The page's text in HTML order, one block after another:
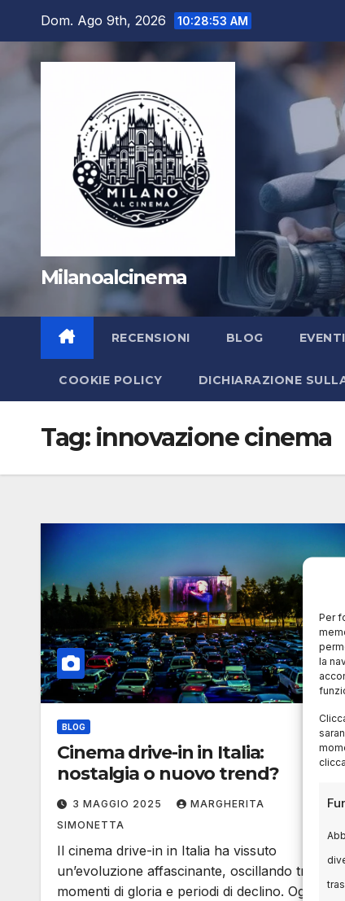
Per
la
contenuto
Dom. Ago 9th, 2026 10:28:54 AM
Milanoalcinema
RECENSIONI BLOG EVENTI
COOKIE POLICY DICHIARAZIONE
Tag: innovazione cinema
BLOG
Cinema drive-in in Italia:
nostalgia o nuovo trend?
3 MAGGIO 2025
MARGHERITA
SIMONETTA
Il cinema drive-in in Italia ha vissuto
un’evoluzione affascinante, oscillando tra
momenti di gloria e periodi di declino. Oggi,